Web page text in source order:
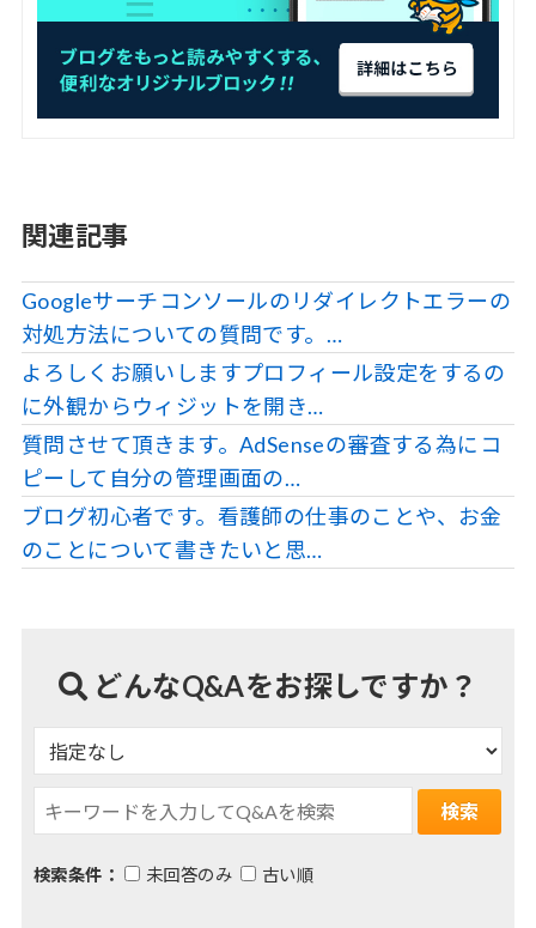
関連記事
Googleサーチコンソールのリダイレクトエラーの
対処方法についての質問です。…
よろしくお願いしますプロフィール設定をするの
に外観からウィジットを開き…
質問させて頂きます。AdSenseの審査する為にコ
ピーして自分の管理画面の…
ブログ初心者です。看護師の仕事のことや、お金
のことについて書きたいと思…
どんなQ&Aをお探しですか？
検索条件： 未回答のみ 古い順